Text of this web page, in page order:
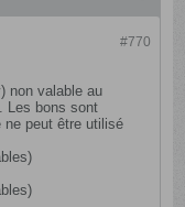
#770
non valable au
Les bons sont
ne peut être utilisé